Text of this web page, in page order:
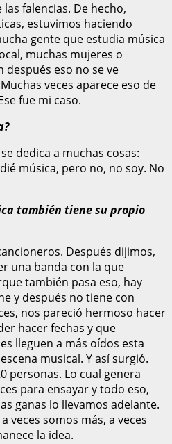
las falencias. De hecho,
estuvimos haciendo
gente que estudia música
muchas mujeres o
después eso no se ve
veces aparece eso de
fue mi caso.
dedica a muchas cosas:
música, pero no, no soy. No
también tiene su propio
Después dijimos,
una banda con la que
también pasa eso, hay
y después no tiene con
nos pareció hermoso hacer
hacer fechas y que
lleguen a más oídos esta
musical. Y así surgió.
personas. Lo cual genera
para ensayar y todo eso,
ganas lo llevamos adelante.
veces somos más, a veces
la idea.